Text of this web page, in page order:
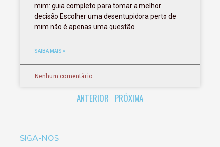
mim: guia completo para tomar a melhor
decisão Escolher uma desentupidora perto de
mim não é apenas uma questão
SAIBA MAIS »
Nenhum comentário
ANTERIOR PRÓXIMA
SIGA-NOS